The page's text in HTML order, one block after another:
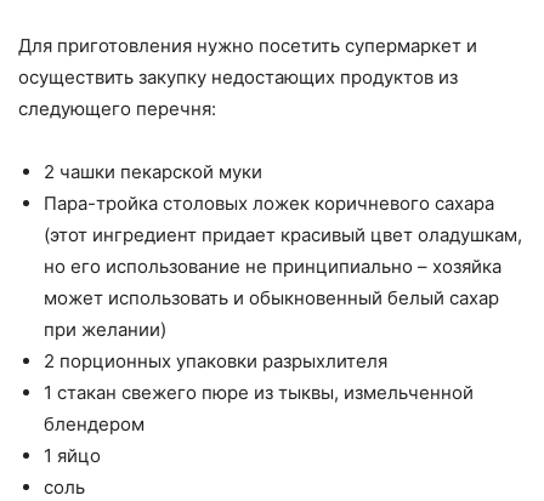
Для приготовления нужно посетить супермаркет и
осуществить закупку недостающих продуктов из
следующего перечня:
2 чашки пекарской муки
Пара-тройка столовых ложек коричневого сахара
(этот ингредиент придает красивый цвет оладушкам,
но его использование не принципиально – хозяйка
может использовать и обыкновенный белый сахар
при желании)
2 порционных упаковки разрыхлителя
1 стакан свежего пюре из тыквы, измельченной
блендером
1 яйцо
соль